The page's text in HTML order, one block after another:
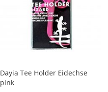
Dayia Tee Holder Eidechse
pink